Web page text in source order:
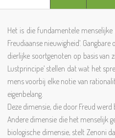
Het is die fundamentele menselijke
Freudiaanse nieuwigheid’.
dierlijke soortgenoten op basis van
Lustprincipe’ stellen dat wat het
mens voorbij elke notie van
eigenbelang.
Deze dimensie, die door Freud
Andere dimensie die het menselijk
biologische dimensie, stelt Zenoni